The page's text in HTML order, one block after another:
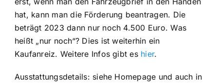
hat, kann man die Förderung beantragen. Die
beträgt 2023 dann nur noch 4.500 Euro. Was
heißt „nur noch“? Dies ist weiterhin ein
Kaufanreiz. Weitere Infos gibt es hier.
Ausstattungsdetails: siehe Homepage und auch in